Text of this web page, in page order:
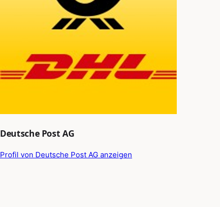
Deutsche Post AG
Profil von Deutsche Post AG anzeigen